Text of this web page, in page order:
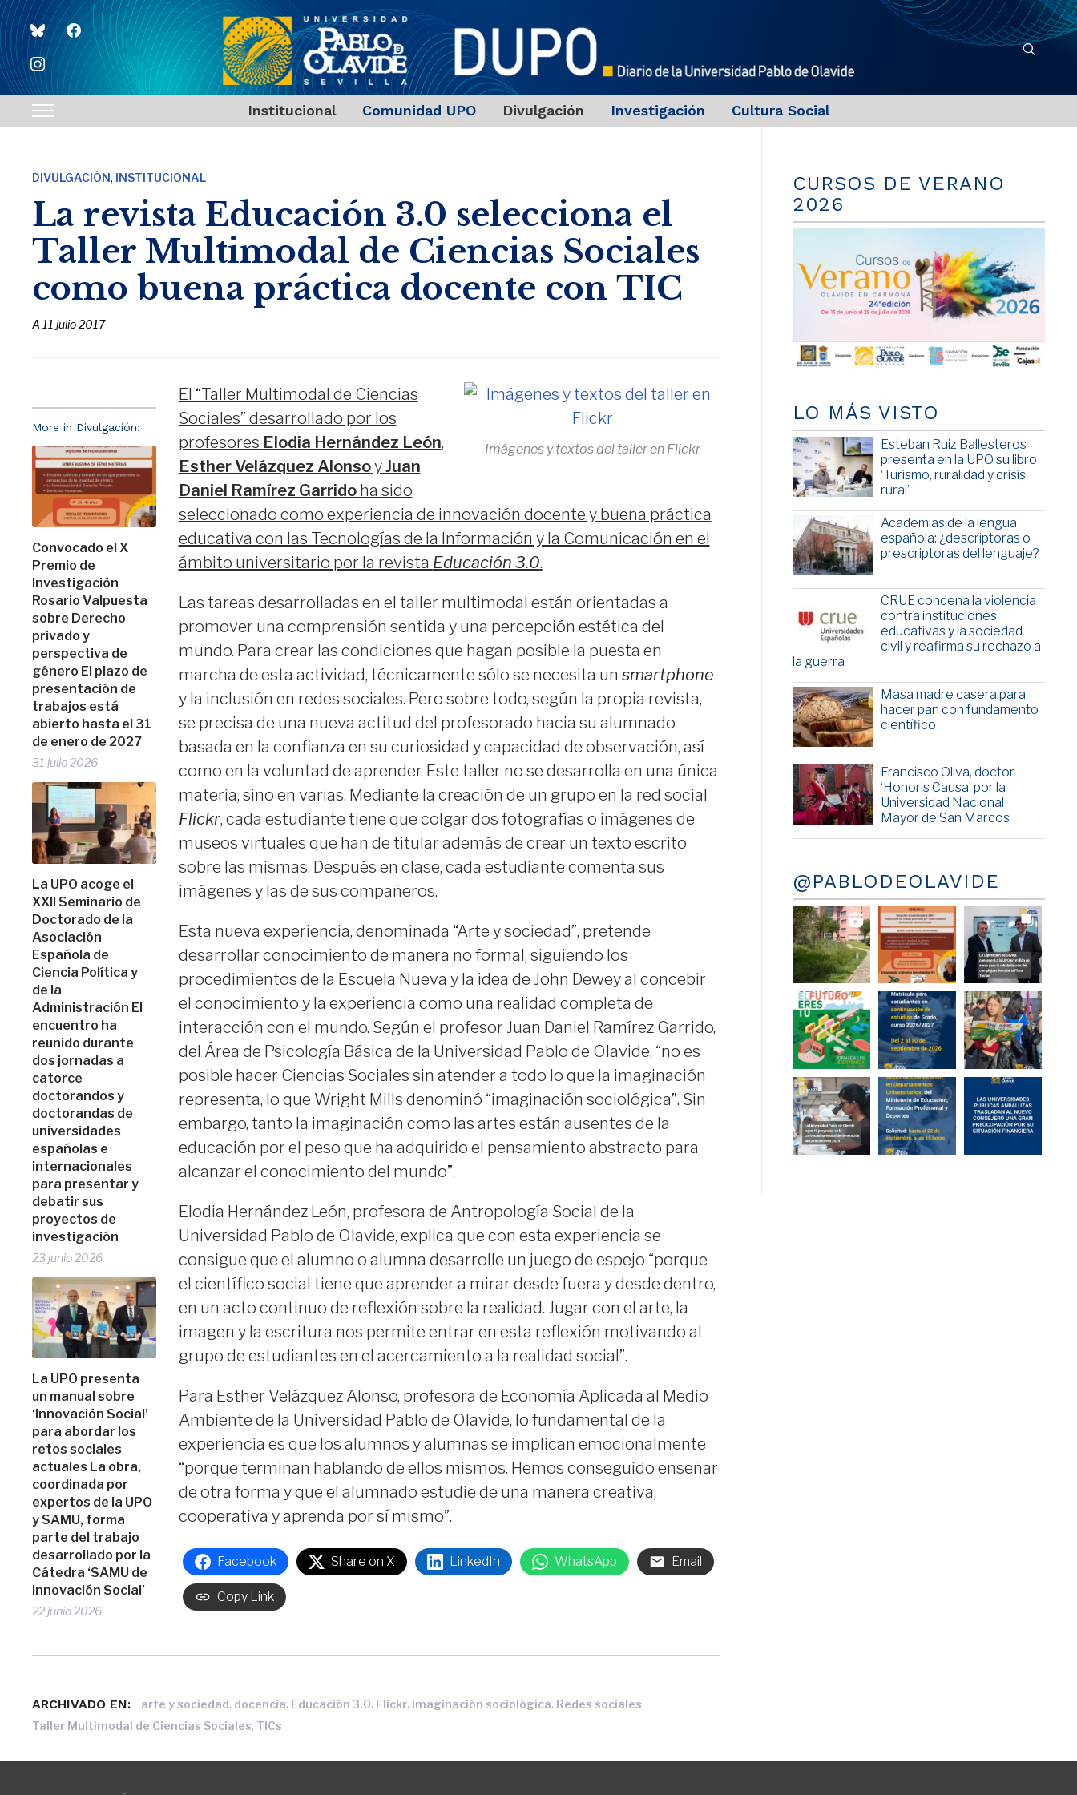
blueskyfacebook
instagram
Toggle
navigation
Institucional Comunidad UPO Divulgación Investigación Cultura Social
DIVULGACIÓN, INSTITUCIONAL
La revista Educación 3.0 selecciona el
Taller Multimodal de Ciencias Sociales
como buena práctica docente con TIC
A 11 julio 2017
More in Divulgación:
Convocado el X
Premio de
Investigación
Rosario Valpuesta
sobre Derecho
privado y
perspectiva de
género El plazo de
presentación de
trabajos está
abierto hasta el 31
de enero de 2027
31 julio 2026
La UPO acoge el
XXII Seminario de
Doctorado de la
Asociación
Española de
Ciencia Política y
de la
Administración El
encuentro ha
reunido durante
dos jornadas a
catorce
doctorandos y
doctorandas de
universidades
españolas e
internacionales
para presentar y
debatir sus
proyectos de
investigación
23 junio 2026
La UPO presenta
un manual sobre
‘Innovación Social’
para abordar los
retos sociales
actuales La obra,
coordinada por
expertos de la UPO
y SAMU, forma
parte del trabajo
desarrollado por la
Cátedra ‘SAMU de
Innovación Social’
22 junio 2026
Imágenes y textos del taller en Flickr
El “Taller Multimodal de Ciencias
Sociales” desarrollado por los
profesores Elodia Hernández León,
Esther Velázquez AlonsoyJuan
Daniel Ramírez Garridoha sido
seleccionado como experiencia de innovación docente y buena práctica
educativa con las Tecnologías de la Información y la Comunicación en el
ámbito universitario por la revista Educación 3.0.
Las tareas desarrolladas en el taller multimodal están orientadas a
promover una comprensión sentida y una percepción estética del
mundo. Para crear las condiciones que hagan posible la puesta en
marcha de esta actividad, técnicamente sólo se necesita un smartphone
y la inclusión en redes sociales. Pero sobre todo, según la propia revista,
se precisa de una nueva actitud del profesorado hacia su alumnado
basada en la confianza en su curiosidad y capacidad de observación, así
como en la voluntad de aprender. Este taller no se desarrolla en una única
materia, sino en varias. Mediante la creación de un grupo en la red social
Flickr, cada estudiante tiene que colgar dos fotografías o imágenes de
museos virtuales que han de titular además de crear un texto escrito
sobre las mismas. Después en clase, cada estudiante comenta sus
imágenes y las de sus compañeros.
Esta nueva experiencia, denominada “Arte y sociedad”, pretende
desarrollar conocimiento de manera no formal, siguiendo los
procedimientos de la Escuela Nueva y la idea de John Dewey al concebir
el conocimiento y la experiencia como una realidad completa de
interacción con el mundo. Según el profesor Juan Daniel Ramírez Garrido,
del Área de Psicología Básica de la Universidad Pablo de Olavide, “no es
posible hacer Ciencias Sociales sin atender a todo lo que la imaginación
representa, lo que Wright Mills denominó “imaginación sociológica”. Sin
embargo, tanto la imaginación como las artes están ausentes de la
educación por el peso que ha adquirido el pensamiento abstracto para
alcanzar el conocimiento del mundo”.
Elodia Hernández León, profesora de Antropología Social de la
Universidad Pablo de Olavide, explica que con esta experiencia se
consigue que el alumno o alumna desarrolle un juego de espejo “porque
el científico social tiene que aprender a mirar desde fuera y desde dentro,
en un acto continuo de reflexión sobre la realidad. Jugar con el arte, la
imagen y la escritura nos permite entrar en esta reflexión motivando al
grupo de estudiantes en el acercamiento a la realidad social”.
Para Esther Velázquez Alonso, profesora de Economía Aplicada al Medio
Ambiente de la Universidad Pablo de Olavide, lo fundamental de la
experiencia es que los alumnos y alumnas se implican emocionalmente
“porque terminan hablando de ellos mismos. Hemos conseguido enseñar
de otra forma y que el alumnado estudie de una manera creativa,
cooperativa y aprenda por sí mismo”.
Facebook Share on X LinkedIn WhatsApp Email
Copy Link
ARCHIVADO EN: arte y sociedad, docencia, Educación 3.0, Flickr, imaginación sociológica, Redes sociales,
Taller Multimodal de Ciencias Sociales, TICs
CURSOS DE VERANO
2026
LO MÁS VISTO
Esteban Ruiz Ballesteros
presenta en la UPO su libro
‘Turismo, ruralidad y crisis
rural’
Academias de la lengua
española: ¿descriptoras o
prescriptoras del lenguaje?
CRUE condena la violencia
contra instituciones
educativas y la sociedad
civil y reafirma su rechazo a
la guerra
Masa madre casera para
hacer pan con fundamento
científico
Francisco Oliva, doctor
‘Honoris Causa’ por la
Universidad Nacional
Mayor de San Marcos
@PABLODEOLAVIDE